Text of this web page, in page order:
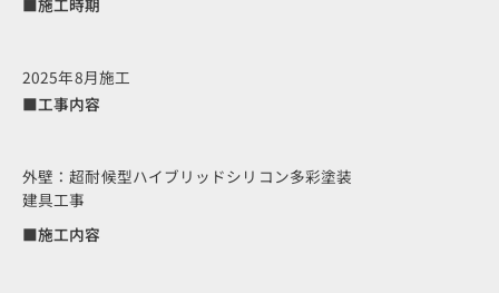
■施工時期
2025年8月施工
■工事内容
外壁：超耐候型ハイブリッドシリコン多彩塗装
建具工事
■施工内容